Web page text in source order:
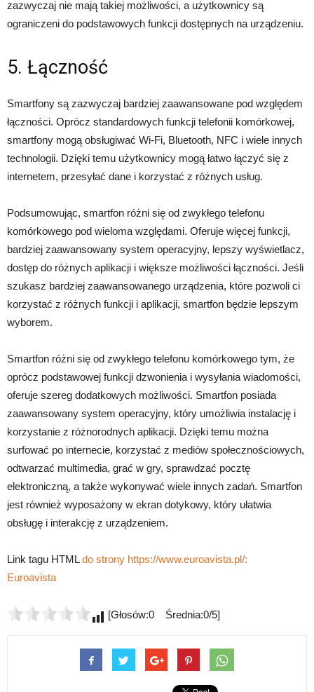
zazwyczaj nie mają takiej możliwości, a użytkownicy są
ograniczeni do podstawowych funkcji dostępnych na urządzeniu.
5. Łączność
Smartfony są zazwyczaj bardziej zaawansowane pod względem
łączności. Oprócz standardowych funkcji telefonii komórkowej,
smartfony mogą obsługiwać Wi-Fi, Bluetooth, NFC i wiele innych
technologii. Dzięki temu użytkownicy mogą łatwo łączyć się z
internetem, przesyłać dane i korzystać z różnych usług.
Podsumowując, smartfon różni się od zwykłego telefonu
komórkowego pod wieloma względami. Oferuje więcej funkcji,
bardziej zaawansowany system operacyjny, lepszy wyświetlacz,
dostęp do różnych aplikacji i większe możliwości łączności. Jeśli
szukasz bardziej zaawansowanego urządzenia, które pozwoli ci
korzystać z różnych funkcji i aplikacji, smartfon będzie lepszym
wyborem.
Smartfon różni się od zwykłego telefonu komórkowego tym, że
oprócz podstawowej funkcji dzwonienia i wysyłania wiadomości,
oferuje szereg dodatkowych możliwości. Smartfon posiada
zaawansowany system operacyjny, który umożliwia instalację i
korzystanie z różnorodnych aplikacji. Dzięki temu można
surfować po internecie, korzystać z mediów społecznościowych,
odtwarzać multimedia, grać w gry, sprawdzać pocztę
elektroniczną, a także wykonywać wiele innych zadań. Smartfon
jest również wyposażony w ekran dotykowy, który ułatwia
obsługę i interakcję z urządzeniem.
Link tagu HTMLdo strony https://www.euroavista.pl/:
Euroavista
[Głosów:0 Średnia:0/5]